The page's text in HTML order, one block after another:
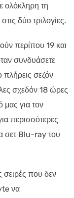
ολόκληρη τη
δύο τριλογίες.
περίπου 19 και
συνδυάσετε
σεζόν
σχεδόν 18 ώρες
μας για τον
περισσότερες
σετ Blu-ray του
σειρές που δεν
να